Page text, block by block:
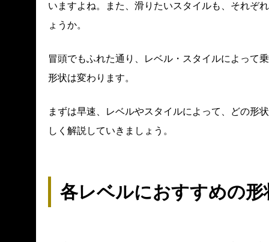
いますよね。また、滑りたいスタイルも、それぞ
ょうか。
冒頭でもふれた通り、レベル・スタイルによって
形状は変わります。
まずは早速、レベルやスタイルによって、どの形
しく解説していきましょう。
各レベルにおすすめの形